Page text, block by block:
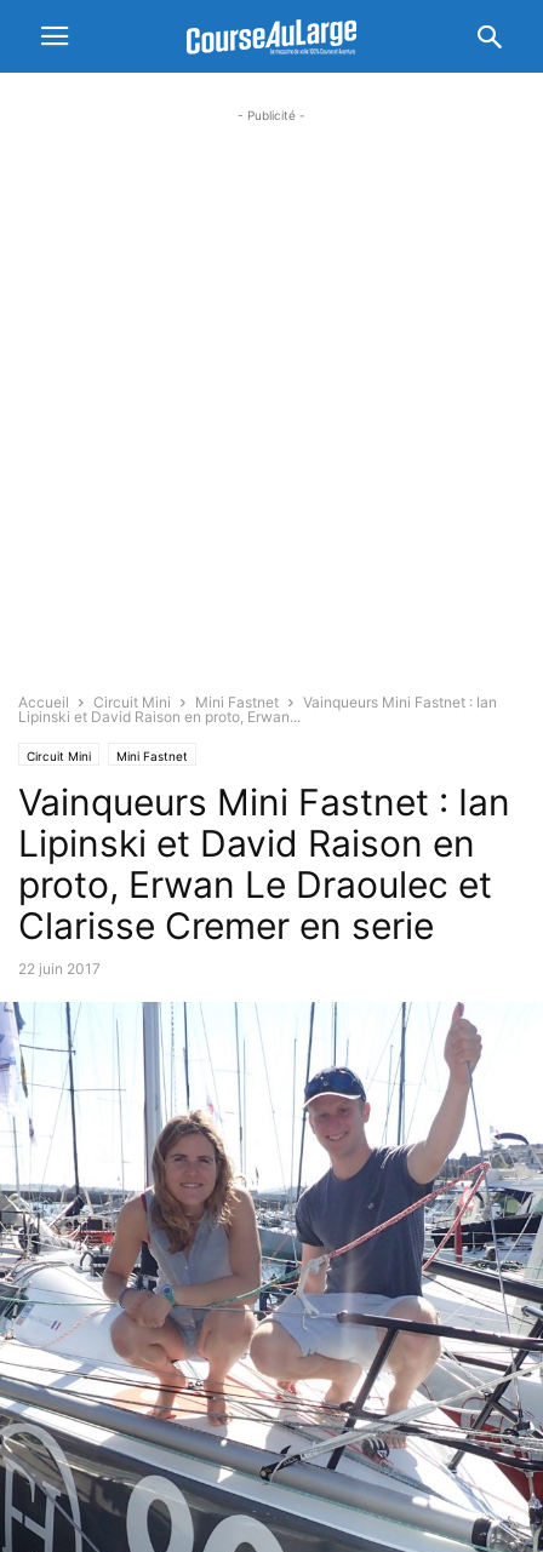
- Publicité -
Accueil Circuit Mini Mini Fastnet
Vainqueurs Mini Fastnet : Ian
Lipinski et David Raison en proto, Erwan...
Circuit Mini Mini Fastnet
Vainqueurs Mini Fastnet : Ian
Lipinski et David Raison en
proto, Erwan Le Draoulec et
Clarisse Cremer en serie
22 juin 2017